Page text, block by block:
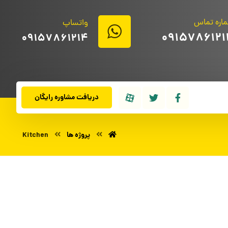
واتساپ
09157861214
تماس
دریافت مشاوره رایگان
پروژه ها Kitchen